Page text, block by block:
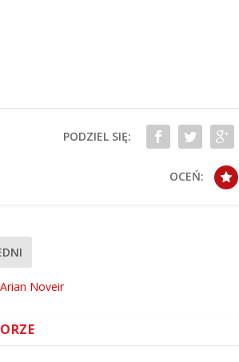
PODZIEL SIĘ:
OCEŃ:
Noveir